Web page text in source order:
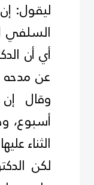
ليقول:
السلفي
أي أن
عن مدحه
وقال
الثناء عليها
لكن